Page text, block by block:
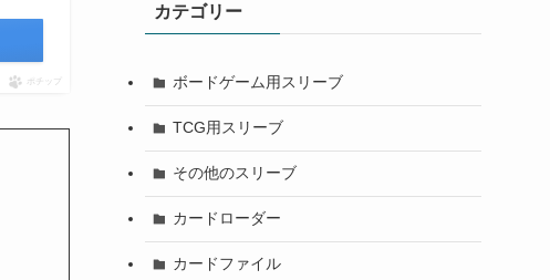
ポチップ
カテゴリー
ボードゲーム用スリーブ
TCG用スリーブ
その他のスリーブ
カードローダー
カードファイル